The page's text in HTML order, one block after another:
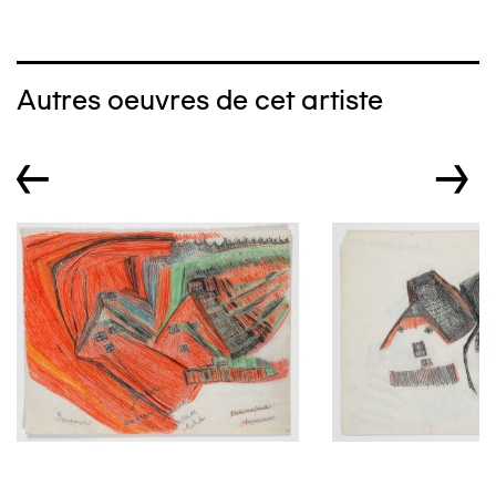
Autres oeuvres de cet artiste
← →